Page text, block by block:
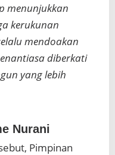
menunjukkan
kerukunan
mendoakan
diberkati
yang lebih
Nurani
Pimpinan